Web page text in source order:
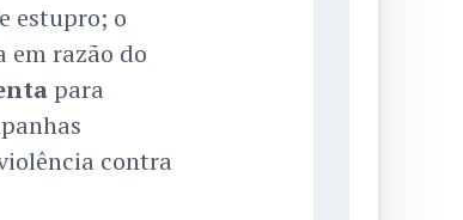
estupro; o
em razão do
para
contra